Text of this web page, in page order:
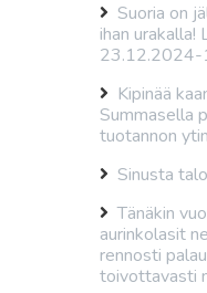
Suoria on
ihan urakalla!
23.12.2024-
Kipinää
Summasella
tuotannon
Sinusta
Tänäkin
aurinkolasit
rennosti
toivottavasti